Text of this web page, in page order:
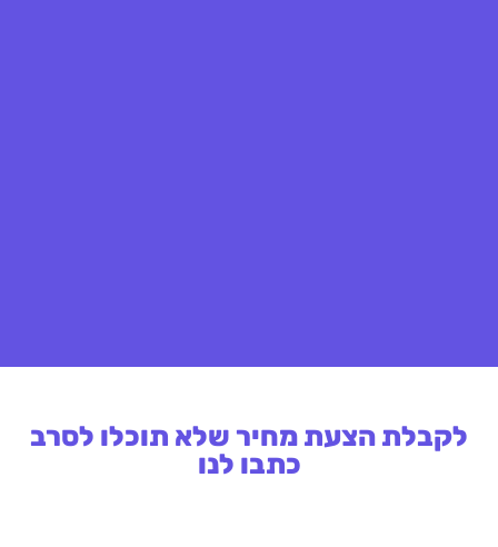
לקבלת הצעת מחיר שלא תוכלו לסרב
כתבו לנו